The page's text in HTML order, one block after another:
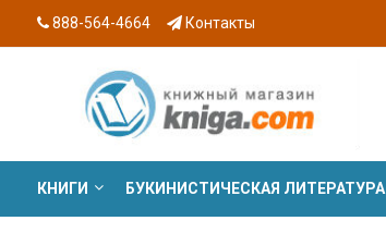
888-564-4664 Контакты
КНИГИ БУКИНИСТИЧЕСКАЯ ЛИТЕРАТУРА